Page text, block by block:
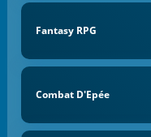
Fantasy RPG
Combat D'Epée